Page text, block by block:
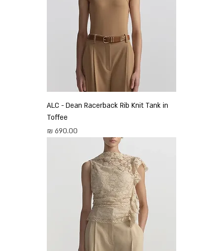
ALC - Dean Racerback Rib Knit Tank in
Toffee
מחיר